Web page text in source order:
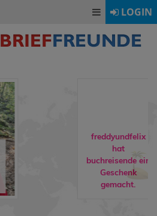
LOGIN
rebuat1974hat
Milly24als
Freund markiert.